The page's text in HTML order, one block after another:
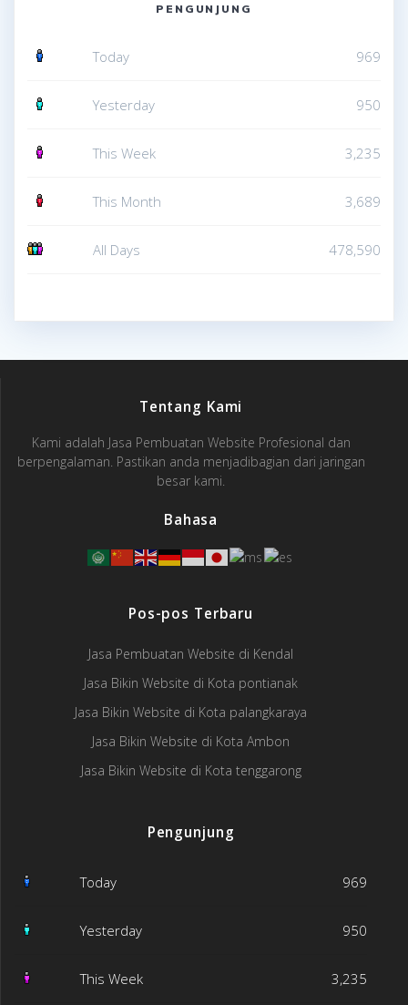
PENGUNJUNG
Today 969
Yesterday 950
This Week 3,235
This Month 3,689
All Days 478,590
Tentang Kami
Kami adalah Jasa Pembuatan Website Profesional dan
berpengalaman. Pastikan anda menjadibagian dari jaringan
besar kami.
Bahasa
Pos-pos Terbaru
Jasa Pembuatan Website di Kendal
Jasa Bikin Website di Kota pontianak
Jasa Bikin Website di Kota palangkaraya
Jasa Bikin Website di Kota Ambon
Jasa Bikin Website di Kota tenggarong
Pengunjung
Today 969
Yesterday 950
This Week 3,235